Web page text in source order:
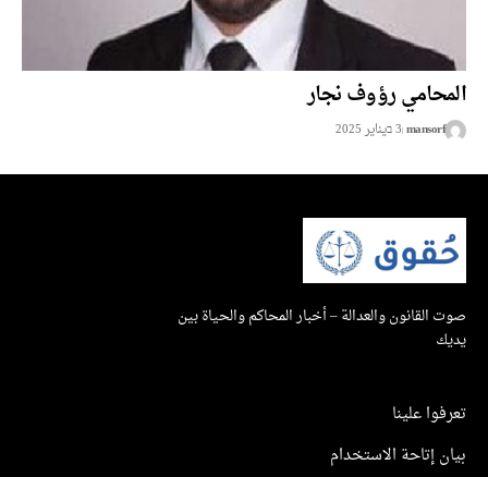
المحامي رؤوف نجار
mansorf 3 בيناير 2025
صوت القانون والعدالة – أخبار المحاكم والحياة بين
يديك
تعرفوا علينا
بيان إتاحة الاستخدام